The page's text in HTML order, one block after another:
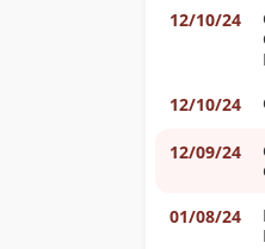
12/10/24
12/10/24
12/09/24
01/08/24